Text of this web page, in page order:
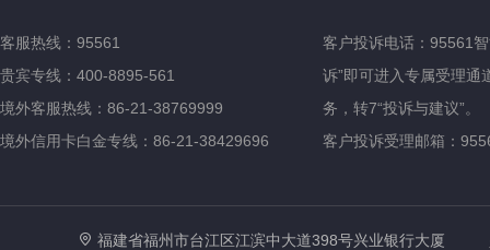
客服热线：95561
贵宾专线：400-8895-561
境外客服热线：86-21-38769999
境外信用卡白金专线：86-21-38429696
客户投诉电话：95561
诉”即可进入专属受理通
务，转7“投诉与建议”。
客户投诉受理邮箱：
福建省福州市台江区江滨中大道398号兴业银行大厦